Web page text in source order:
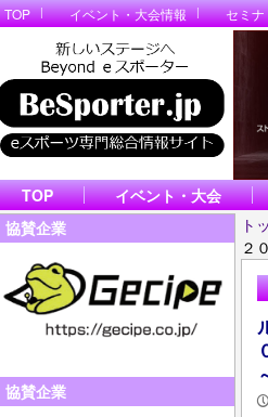
TOP イベント・大会情報 セミ
TOP
イベント・大会
協賛企業
協賛企業
ト
２
P